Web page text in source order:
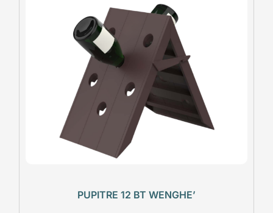
PUPITRE 12 BT WENGHE’